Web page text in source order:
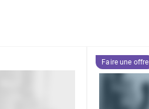
Faire une offre